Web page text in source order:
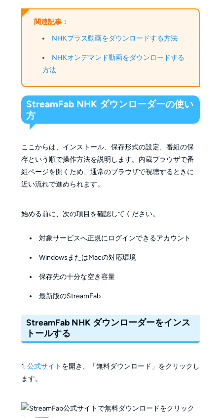
関連記事：
NHKプラス動画をダウンロードする方法
NHKオンデマンド動画をダウンロードする
方法
StreamFab NHK ダウンローダーの使い
方
ここからは、インストール、保存形式の設定、番組の保
存という順で操作方法を説明します。内蔵ブラウザで番
組ページを開くため、通常のブラウザで視聴するときに
近い流れで進められます。
始める前に、次の項目を確認してください。
対象サービスへ正規にログインできるアカウント
WindowsまたはMacの対応環境
保存先の十分な空き容量
最新版のStreamFab
StreamFab NHK ダウンローダーをインス
トールする
1.公式サイト を開き、「無料ダウンロード」をクリックし
ます。